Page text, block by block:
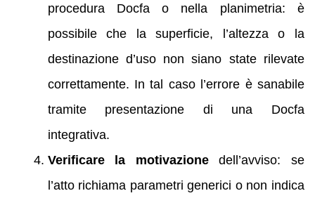
procedura Docfa o nella planimetria: è
possibile che la superficie, l’altezza o la
destinazione d’uso non siano state rilevate
correttamente. In tal caso l’errore è sanabile
tramite presentazione di una Docfa
integrativa.
Verificare la motivazionedell’avviso: se
l’atto richiama parametri generici o non indica